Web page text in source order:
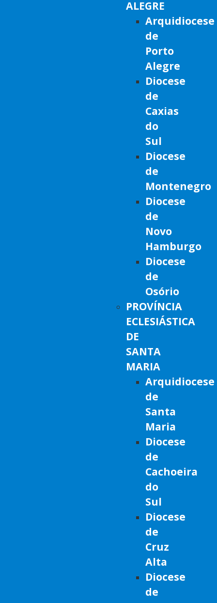
ALEGRE
Arquidiocese
de
Porto
Alegre
Diocese
de
Caxias
do
Sul
Diocese
de
Montenegro
Diocese
de
Novo
Hamburgo
Diocese
de
Osório
PROVÍNCIA
ECLESIÁSTICA
DE
SANTA
MARIA
Arquidiocese
de
Santa
Maria
Diocese
de
Cachoeira
do
Sul
Diocese
de
Cruz
Alta
Diocese
de